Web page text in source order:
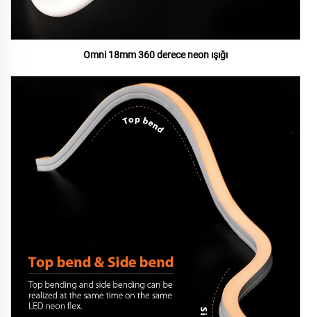
Omni 18mm 360 derece neon ışığı